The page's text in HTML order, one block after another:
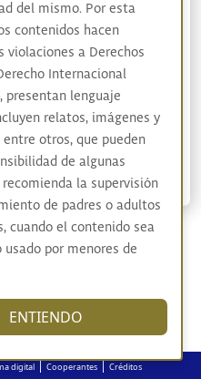
artística de óleo sobre
Carlos Jacanamijoy
de diversos
la Comisión de la
a los
digital|Cooperantes|Créditos
del mismo. Por esta
contenidos hacen
violaciones a Derechos
Internacional
presentan lenguaje
relatos, imágenes y
otros, que pueden
de algunas
recomienda la supervisión
de padres o adultos
cuando el contenido sea
por menores de
ENTIENDO